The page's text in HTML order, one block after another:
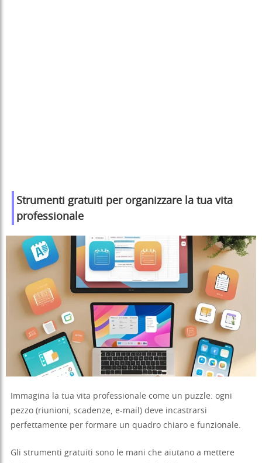
Strumenti gratuiti per organizzare la tua vita
professionale
Immagina la tua vita professionale come un puzzle: ogni
pezzo (riunioni, scadenze, e-mail) deve incastrarsi
perfettamente per formare un quadro chiaro e funzionale.
Gli strumenti gratuiti sono le mani che aiutano a mettere